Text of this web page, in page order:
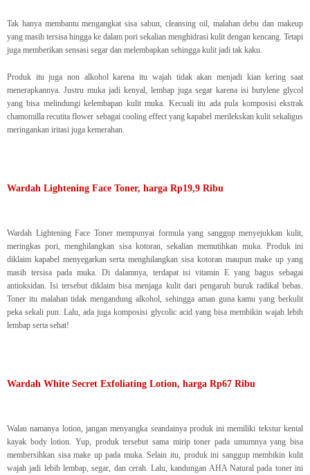
Tak hanya membantu mengangkat sisa sabun, cleansing oil, malahan debu dan makeup
yang masih tersisa hingga ke dalam pori sekalian menghidrasi kulit dengan kencang. Tetapi
juga memberikan sensasi segar dan melembapkan sehingga kulit jadi tak kaku.
Produk itu juga non alkohol karena itu wajah tidak akan menjadi kian kering saat
menerapkannya. Justru muka jadi kenyal, lembap juga segar karena isi butylene glycol
yang bisa melindungi kelembapan kulit muka. Kecuali itu ada pula komposisi ekstrak
chamomilla recutita flower sebagai cooling effect yang kapabel merilekskan kulit sekaligus
meringankan iritasi juga kemerahan.
Wardah Lightening Face Toner, harga Rp19,9 Ribu
Wardah Lightening Face Toner mempunyai formula yang sanggup menyejukkan kulit,
meringkas pori, menghilangkan sisa kotoran, sekalian memutihkan muka. Produk ini
diklaim kapabel menyegarkan serta menghilangkan sisa kotoran maupun make up yang
masih tersisa pada muka. Di dalamnya, terdapat isi vitamin E yang bagus sebagai
antioksidan. Isi tersebut diklaim bisa menjaga kulit dari pengaruh buruk radikal bebas.
Toner itu malahan tidak mengandung alkohol, sehingga aman guna kamu yang berkulit
peka sekali pun. Lalu, ada juga komposisi glycolic acid yang bisa membikin wajah lebih
lembap serta sehat!
Wardah White Secret Exfoliating Lotion, harga Rp67 Ribu
Walau namanya lotion, jangan menyangka seandainya produk ini memiliki tekstur kental
kayak body lotion. Yup, produk tersebut sama mirip toner pada umumnya yang bisa
membersihkan sisa make up pada muka. Selain itu, produk ini sanggup membikin kulit
wajah jadi lebih lembap, segar, dan cerah. Lalu, kandungan AHA Natural pada toner ini